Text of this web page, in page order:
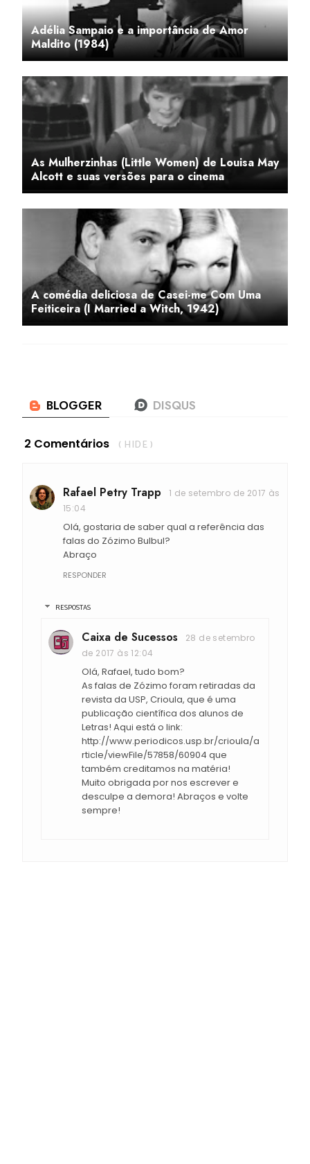
Adélia Sampaio e a importância de Amor
Maldito (1984)
As Mulherzinhas (Little Women) de Louisa May
Alcott e suas versões para o cinema
A comédia deliciosa de Casei-me Com Uma
Feiticeira (I Married a Witch, 1942)
2 Comentários ( HIDE )
Rafael Petry Trapp
1 de setembro de 2017 às
15:04
Olá, gostaria de saber qual a referência das
falas do Zózimo Bulbul?
Abraço
RESPONDER
RESPOSTAS
Caixa de Sucessos
28 de setembro
de 2017 às 12:04
Olá, Rafael, tudo bom?
As falas de Zózimo foram retiradas da
revista da USP, Crioula, que é uma
publicação científica dos alunos de
Letras! Aqui está o link:
http://www.periodicos.usp.br/crioula/a
rticle/viewFile/57858/60904 que
também creditamos na matéria!
Muito obrigada por nos escrever e
desculpe a demora! Abraços e volte
sempre!